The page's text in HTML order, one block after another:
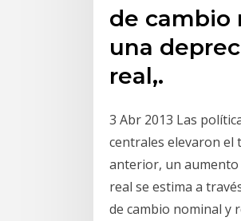
de cambio
una
real,.
3 Abr 2013 Las
centrales elevaron el
anterior, un aumento
real se estima a
de cambio nominal y